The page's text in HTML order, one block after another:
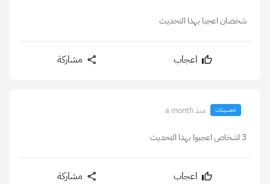
شخصان اعجبا بهذا التحديث
اعجاب مشاركة
تحسينات منذ a month
3 اشخاص اعجبوا بهذا التحديث
اعجاب مشاركة